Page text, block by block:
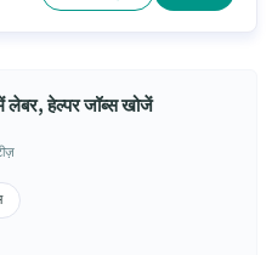
हेल्पर जॉब्स खोजें